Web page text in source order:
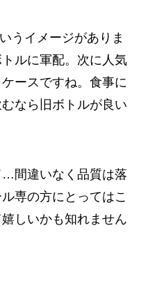
うイメージがありま
ルに軍配。次に人気
ースですね。食事に
なら旧ボトルが良い
間違いなく品質は落
専の方にとってはこ
しいかも知れません